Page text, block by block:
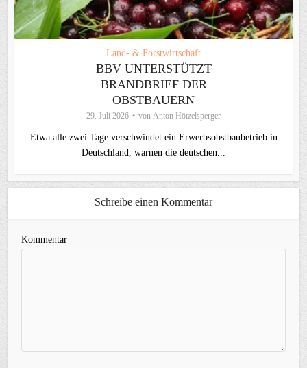
Land- & Forstwirtschaft
BBV UNTERSTÜTZT
BRANDBRIEF DER
OBSTBAUERN
29. Juli 2026 von Anton Hötzelsperger
Etwa alle zwei Tage verschwindet ein Erwerbsobstbaubetrieb in
Deutschland, warnen die deutschen...
Schreibe einen Kommentar
Kommentar